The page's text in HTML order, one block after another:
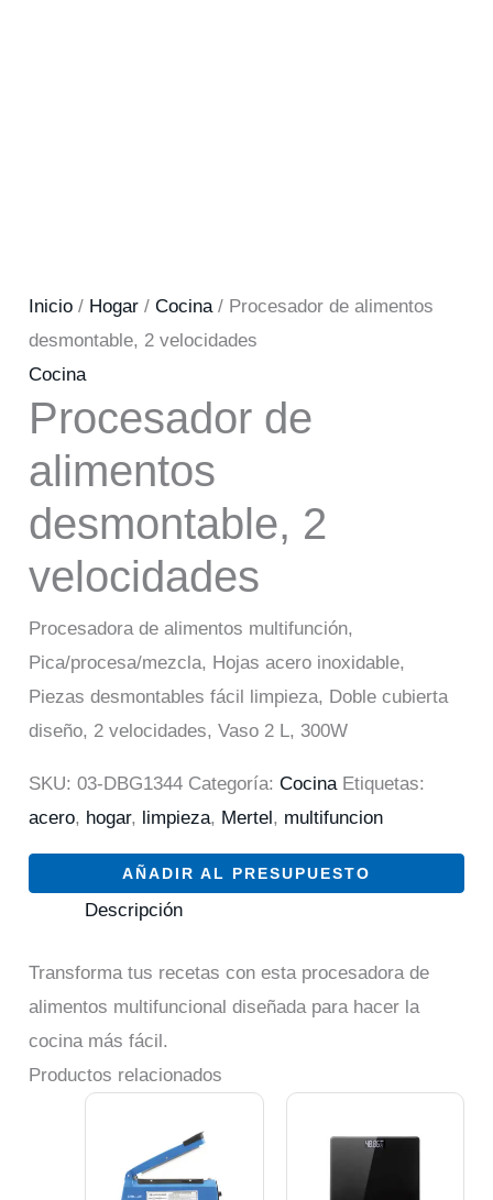
Inicio / Hogar /Cocina/ Procesador de alimentos
desmontable, 2 velocidades
Cocina
Procesador de
alimentos
desmontable, 2
velocidades
Procesadora de alimentos multifunción,
Pica/procesa/mezcla, Hojas acero inoxidable,
Piezas desmontables fácil limpieza, Doble cubierta
diseño, 2 velocidades, Vaso 2 L, 300W
SKU:03-DBG1344 Categoría:Cocina Etiquetas:
acero, hogar, limpieza, Mertel , multifuncion
AÑADIR AL PRESUPUESTO
Descripción
Transforma tus recetas con esta procesadora de
alimentos multifuncional diseñada para hacer la
cocina más fácil.
Productos relacionados